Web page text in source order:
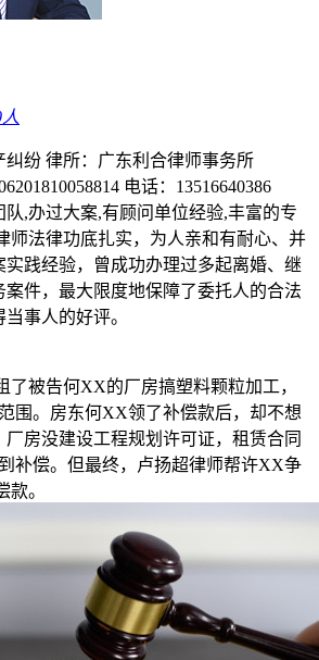
纠纷 律所：广东利合律师事务所
电话：13516640386
队,办过大案,有顾问单位经验,丰富的专
师法律功底扎实，为人亲和有耐心、并
实践经验，曾成功办理过多起离婚、继
案件，最大限度地保障了委托人的合法
事人的好评。
了被告何XX的厂房搞塑料颗粒加工，
围。房东何XX领了补偿款后，却不想
房没建设工程规划许可证，租赁合同
补偿。但最终，卢扬超律师帮许XX争
款。